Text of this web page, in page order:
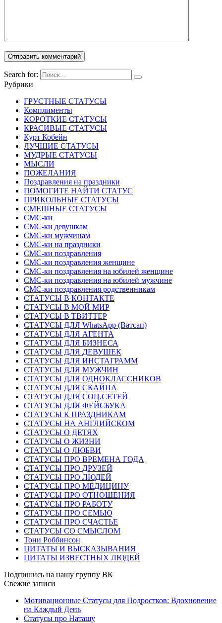
Search for:
Рубрики
ГРУСТНЫЕ СТАТУСЫ
Комплименты
КОРОТКИЕ СТАТУСЫ
КРАСИВЫЕ СТАТУСЫ
Курт Кобейн
ЛУЧШИЕ СТАТУСЫ
МУДРЫЕ СТАТУСЫ
МЫСЛИ
ПОЖЕЛАНИЯ
Поздравления на праздники
ПОМОГИТЕ НАЙТИ СТАТУС
ПРИКОЛЬНЫЕ СТАТУСЫ
СМЕШНЫЕ СТАТУСЫ
СМС-ки
СМС-ки девушкам
СМС-ки мужчинам
СМС-ки на праздники
СМС-ки поздравления
СМС-ки поздравления женщине
СМС-ки поздравления на юбилей женщине
СМС-ки поздравления на юбилей мужчине
СМС-ки поздравления родственникам
СТАТУСЫ В КОНТАКТЕ
СТАТУСЫ В МОЙ МИР
СТАТУСЫ В ТВИТТЕР
СТАТУСЫ ДЛЯ WhatsApp (Ватсап)
СТАТУСЫ ДЛЯ АГЕНТА
СТАТУСЫ ДЛЯ БИЗНЕСА
СТАТУСЫ ДЛЯ ДЕВУШЕК
СТАТУСЫ ДЛЯ ИНСТАГРАММ
СТАТУСЫ ДЛЯ МУЖЧИН
СТАТУСЫ ДЛЯ ОДНОКЛАССНИКОВ
СТАТУСЫ ДЛЯ СКАЙПА
СТАТУСЫ ДЛЯ СОЦ.СЕТЕЙ
СТАТУСЫ ДЛЯ ФЕЙСБУКА
СТАТУСЫ К ПРАЗДНИКАМ
СТАТУСЫ НА АНГЛИЙСКОМ
СТАТУСЫ О ДЕТЯХ
СТАТУСЫ О ЖИЗНИ
СТАТУСЫ О ЛЮБВИ
СТАТУСЫ ПРО ВРЕМЕНА ГОДА
СТАТУСЫ ПРО ДРУЗЕЙ
СТАТУСЫ ПРО ЛЮДЕЙ
СТАТУСЫ ПРО МЕДИЦИНУ
СТАТУСЫ ПРО ОТНОШЕНИЯ
СТАТУСЫ ПРО РАБОТУ
СТАТУСЫ ПРО СЕМЬЮ
СТАТУСЫ ПРО СЧАСТЬЕ
СТАТУСЫ СО СМЫСЛОМ
Тони Роббинсон
ЦИТАТЫ И ВЫСКАЗЫВАНИЯ
ЦИТАТЫ ИЗВЕСТНЫХ ЛЮДЕЙ
Подпишись на нашу группу ВК
Свежие записи
Мотивационные Статусы для Подростков: Вдохновение
на Каждый День
Статусы про Наташу